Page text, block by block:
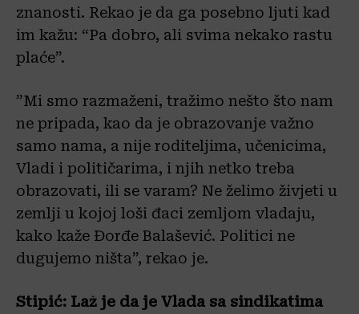
znanosti. Rekao je da ga posebno ljuti kad
im kažu: “Pa dobro, ali svima nekako rastu
plaće”.
”Mi smo razmaženi, tražimo nešto što nam
ne pripada, kao da je obrazovanje važno
samo nama, a nije roditeljima, učenicima,
Vladi i političarima, i njih netko treba
obrazovati, ili se varam? Ne želimo živjeti u
zemlji u kojoj loši đaci zemljom vladaju,
kako kaže Đorđe Balašević. Politici ne
dugujemo ništa”, rekao je.
Stipić: Laž je da je Vlada sa sindikatima